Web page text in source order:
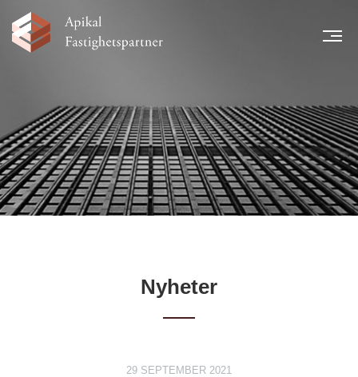
NYHETER
LÅNTAGARE
TEAM
LEGAL INFORMATION
FINANSIELL INFORMATION
Nyheter
29 SEPTEMBER 2021